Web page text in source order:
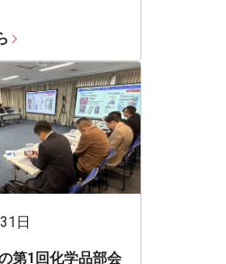
日
第1回化学品部会